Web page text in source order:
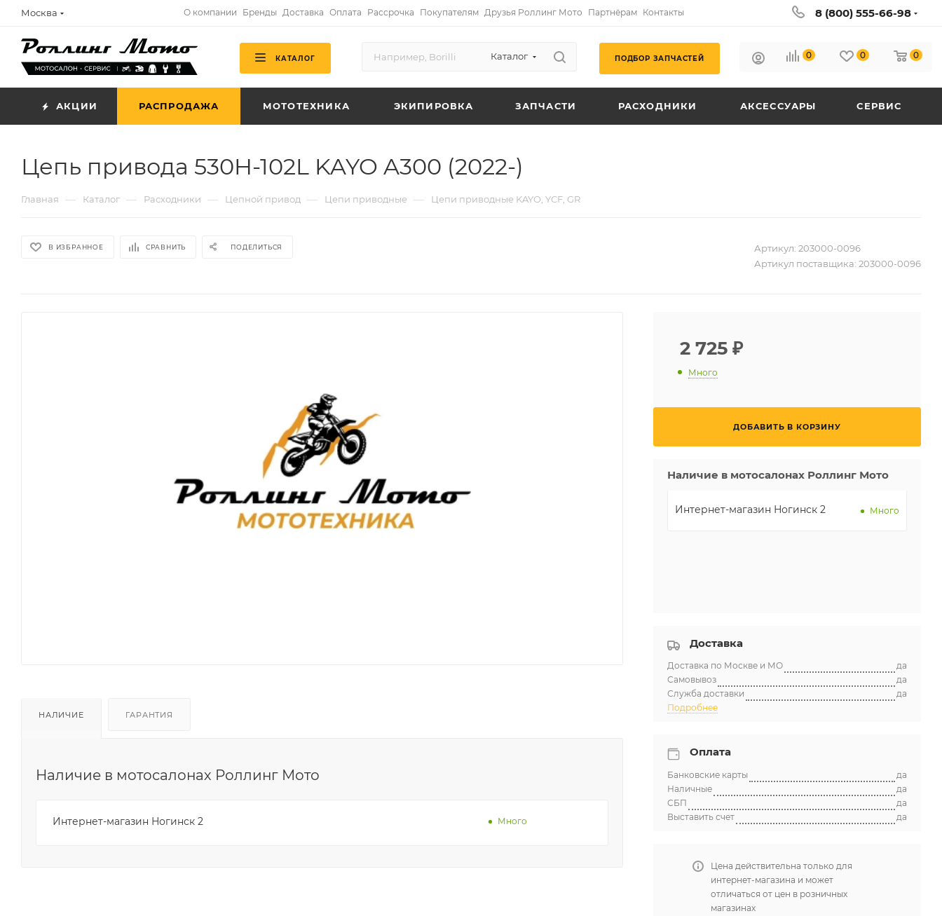
Москва О компании Бренды Доставка Оплата Рассрочка Покупателям Друзья Роллинг Мото Партнёрам Контакты 8 (800) 555-66-98
КАТАЛОГ Каталог ПОДБОР ЗАПЧАСТЕЙ 0 0 0
АКЦИИ РАСПРОДАЖА МОТОТЕХНИКА ЭКИПИРОВКА ЗАПЧАСТИ РАСХОДНИКИ АКСЕССУАРЫ СЕРВИС
Цепь привода 530H-102L KAYO A300 (2022-)
Главная — Каталог — Расходники — Цепной привод — Цепи приводные — Цепи приводные KAYO, YCF, GR
В ИЗБРАННОЕ СРАВНИТЬ ПОДЕЛИТЬСЯ Артикул: 203000-0096
Артикул поставщика: 203000-0096
НАЛИЧИЕ ГАРАНТИЯ
Наличие в мотосалонах Роллинг Мото
Интернет-магазин Ногинск 2 Много
2 725 ₽
Много
ДОБАВИТЬ В КОРЗИНУ
Наличие в мотосалонах Роллинг Мото
Интернет-магазин Ногинск 2 Много
Доставка
Доставка по Москве и МО
да
Самовывоз
да
Служба доставки
да
Подробнее
Оплата
Банковские карты
да
Наличные
да
СБП
да
Выставить счет
да
Цена действительна только для
интернет-магазина и может
отличаться от цен в розничных
магазинах